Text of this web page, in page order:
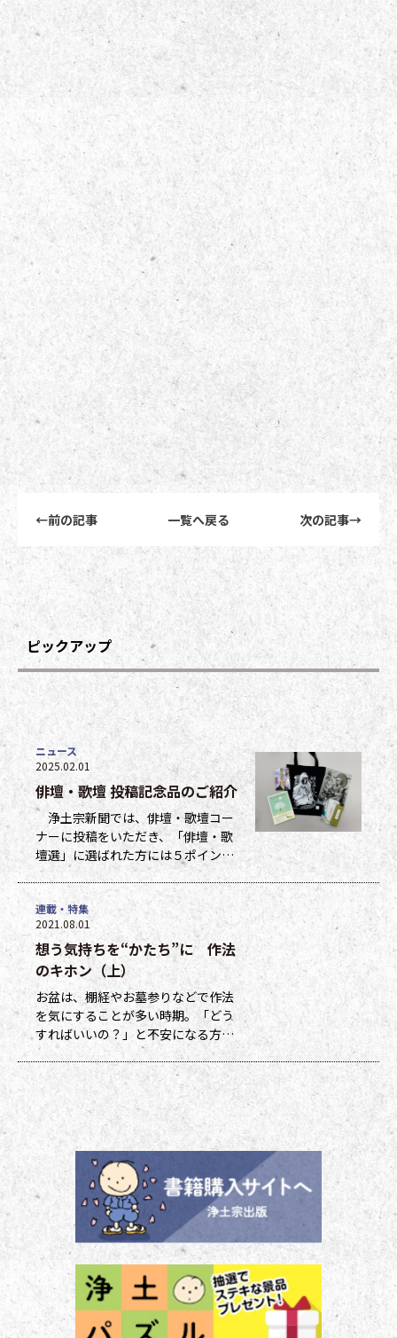
←前の記事 一覧へ戻る 次の記事→
ピックアップ
俳壇・歌壇 投稿記念品のご紹介
浄土宗新聞では、俳壇・歌壇コー
ナーに投稿をいただき、「俳壇・歌
壇選」に選ばれた方には５ポイン
ト、他掲載になった方には１ポイン
トを贈呈しています。ポイントは貯
まった数に応じて、浄土宗新聞オリ
ジナルグッズなどの景品と交換でき
ます（交換・発送は下記一覧表通知
のタイミングになります）。 ポイ
ント保有者の方には、半年に一度、
ポイント数とともに記念品一覧表を
送付いたし
ニュース
2025.02.01
想う気持ちを“かたち”に 作法
のキホン（上）
お盆は、棚経やお墓参りなどで作法
を気にすることが多い時期。「どう
すればいいの？」と不安になる方も
多いのではないでしょうか。作法ば
かり気にしていては、ご先祖さまや
ご本尊さまとしっかりと向き合えま
せん。今号から２回にわたって紹介
する浄土宗の作法の基本をおさえ、
大切な方と向き合い、よりよい時間
を過ごしましょう。 袈裟のつけ方
お参りや法要の時に、ぜひ身に着け
ていた
連載・特集
2021.08.01